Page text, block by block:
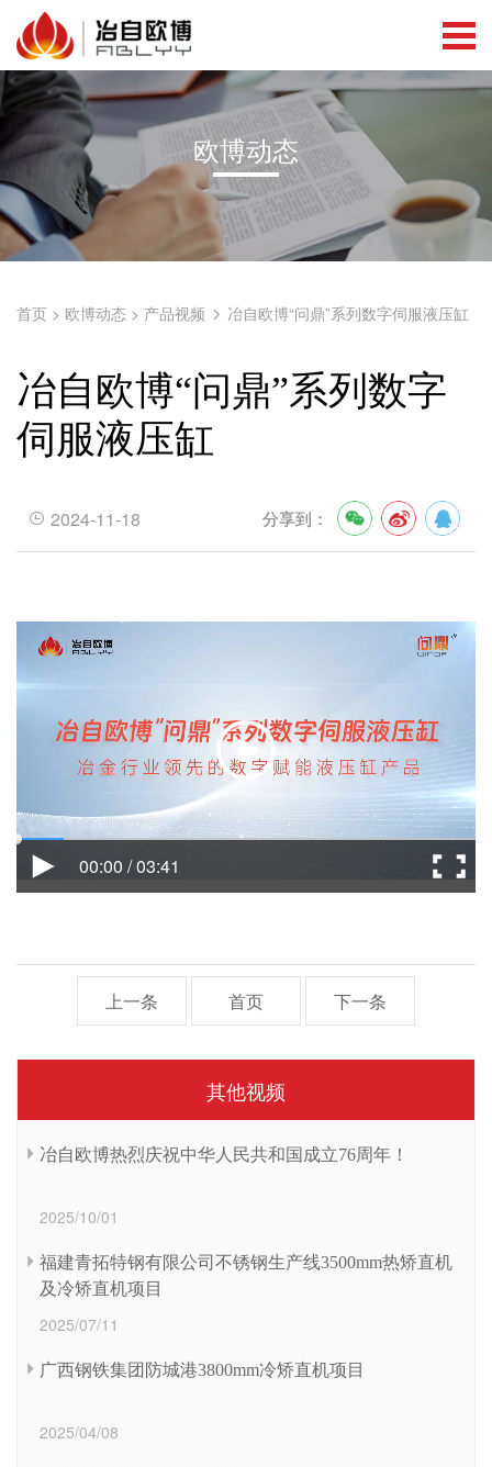
欧博动态
首页 > 欧博动态 > 产品视频 冶自欧博“问鼎”系列数字伺服液压缸
冶自欧博“问鼎”系列数字
伺服液压缸
2024-11-18 分享到：
00:00 / 03:41
上一条 首页 下一条
其他视频
冶自欧博热烈庆祝中华人民共和国成立76周年！
2025/10/01
福建青拓特钢有限公司不锈钢生产线3500mm热矫直机
及冷矫直机项目
2025/07/11
广西钢铁集团防城港3800mm冷矫直机项目
2025/04/08